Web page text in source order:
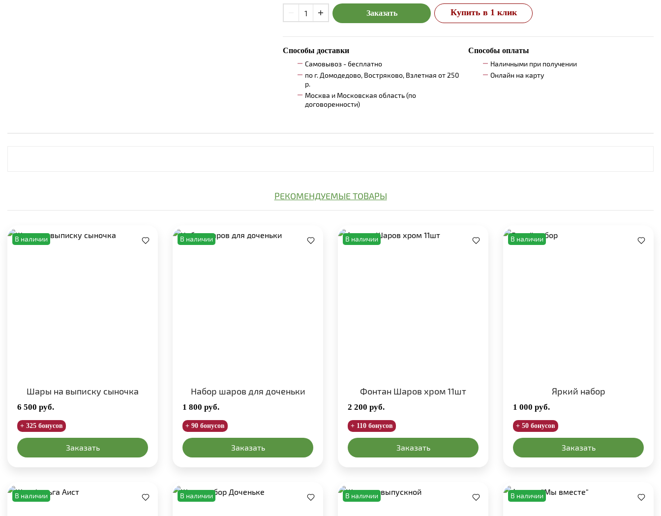
Заказать Купить в 1 клик
Способы доставки
Самовывоз - бесплатно
по г. Домодедово, Востряково, Взлетная от 250
р.
Москва и Московская область (по
договоренности)
Способы оплаты
Наличными при получении
Онлайн на карту
РЕКОМЕНДУЕМЫЕ ТОВАРЫ
В наличии
Шары на выписку сыночка
6 500 руб.
+ 325 бонусов
Заказать
В наличии
Набор шаров для доченьки
1 800 руб.
+ 90 бонусов
Заказать
В наличии
Фонтан Шаров хром 11шт
2 200 руб.
+ 110 бонусов
Заказать
В наличии
Яркий набор
1 000 руб.
+ 50 бонусов
Заказать
В наличии В наличии В наличии В наличии